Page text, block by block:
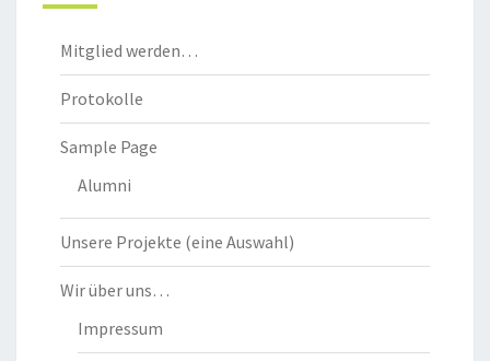
Mitglied werden…
Protokolle
Sample Page
Alumni
Unsere Projekte (eine Auswahl)
Wir über uns…
Impressum